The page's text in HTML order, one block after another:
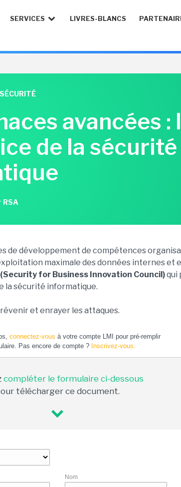
SERVICES LIVRES-BLANCS
SÉCURITÉ
avancées :
de la sécurité
RSA
de développement de compétences
maximale des données internes et
for Business Innovation Council)qui
la sécurité informatique.
et enrayer les attaques.
connectez-vous à votre compte LMI pour pré-remplir
Pas encore de compte ? Inscrivez-vous.
compléter le formulaire ci-dessous
télécharger ce document.
Nom